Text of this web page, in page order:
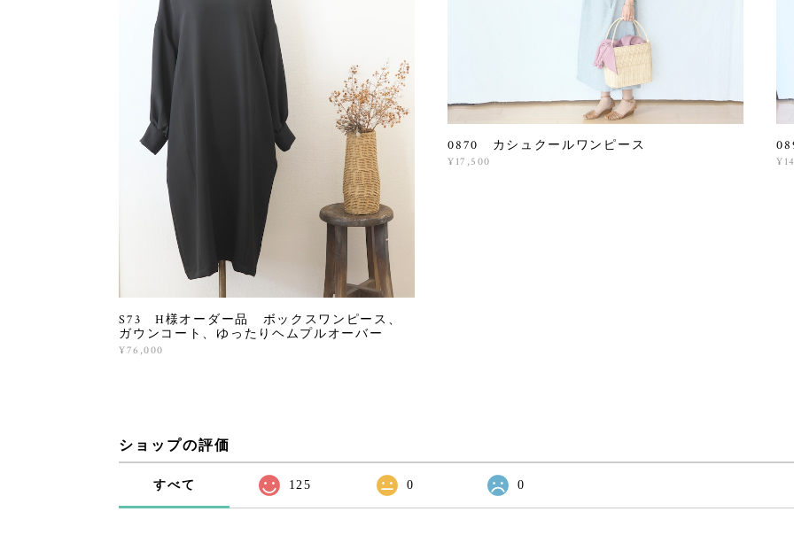
S73 H様オーダー品 ボックスワンピース、
ガウンコート、ゆったりヘムプルオーバー
¥76,000
0870 カシュクールワンピース
¥17,500
ショップの評価
すべて 125 0 0